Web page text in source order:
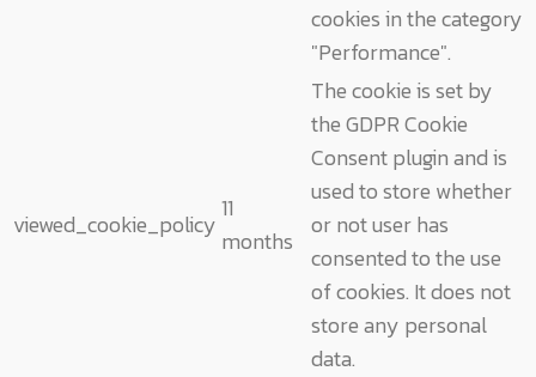
cookies in the category
"Performance".
viewed_cookie_policy
11
months
The cookie is set by
the GDPR Cookie
Consent plugin and is
used to store whether
or not user has
consented to the use
of cookies. It does not
store any personal
data.